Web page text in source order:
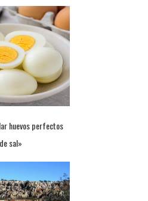
huevos perfectos
sal»